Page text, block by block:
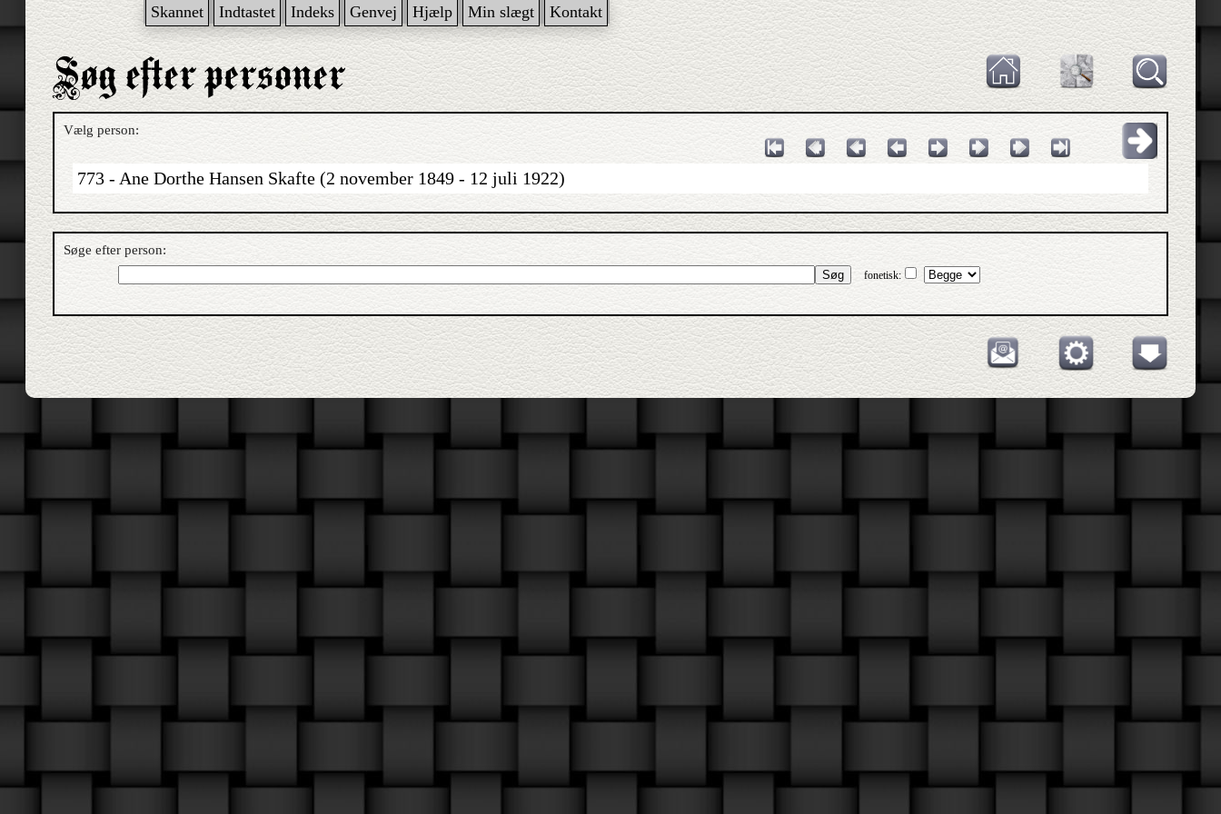
Skannet Indtastet Indeks Genvej Hjælp Min slægt Kontakt
Vælg person:
773 - Ane Dorthe Hansen Skafte (2 november 1849 - 12 juli 1922)
Søge efter person:
Søg fonetisk: